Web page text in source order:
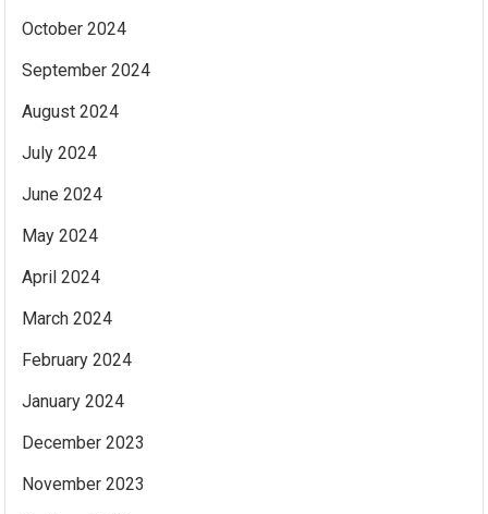
October 2024
September 2024
August 2024
July 2024
June 2024
May 2024
April 2024
March 2024
February 2024
January 2024
December 2023
November 2023